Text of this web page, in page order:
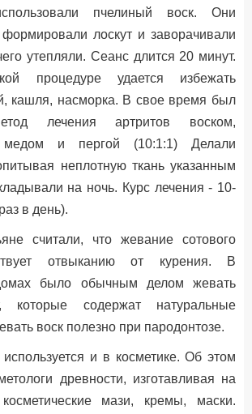
пчелиный воск. Они
формировали лоскут и заворачивали
утепляли. Сеанс длится 20 минут.
процедуре удается избежать
кашля, насморка. В свое время был
лечения артритов воском,
медом и пергой (10:1:1) Делали
неплотную ткань указанным
на ночь. Курс лечения - 10-
в день).
считали, что жевание сотового
отвыканию от курения. В
домах было обычным делом жевать
которые содержат натуральные
воск полезно при пародонтозе.
и в косметике. Об этом
древности, изготавливая на
мази, кремы, маски.